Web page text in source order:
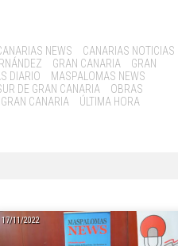
NEWS
CANARIAS NOTICIAS
GRAN CANARIA
GRAN
DIARIO
MASPALOMAS NEWS
DE GRAN CANARIA
OBRAS
CANARIA
ÚLTIMA HORA
17/11/2022